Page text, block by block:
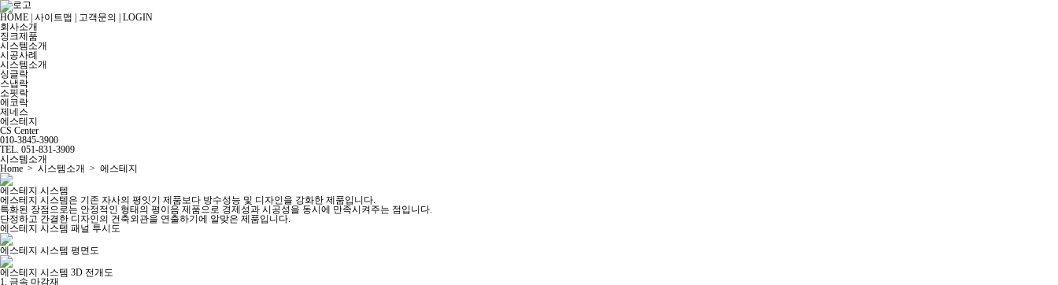
HOME 사이트맵 고객문의
LOGIN
회사소개
징크제품
시스템소개
시공사례
시스템소개
싱글락
스냅락
소핏락
에코락
제네스
에스테지
CS Center
010-3845-3900
TEL. 051-831-3909
시스템소개
Home > 시스템소개 > 에스테지
에스테지 시스템
에스테지 시스템은 기존 자사의 평잇기 제품보다 방수성능 및 디자인을 강화한 제품입니다.
특화된 장점으로는 안정적인 형태의 평이음 제품으로 경제성과 시공성을 동시에 만족시켜주는 점입니다.
단정하고 간결한 디자인의 건축외관을 연출하기에 알맞은 제품입니다.
에스테지 시스템 패널 투시도
에스테지 시스템 평면도
에스테지 시스템 3D 전개도
1. 금속 마감재